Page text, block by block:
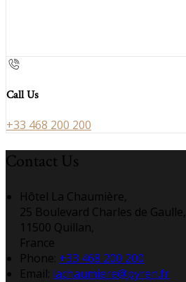
Call Us
+33 468 200 200
Contact Us
Hôtel La Chaumière,
25 Boulevard Charles de Gaulle,
11500 Quillan,
France
Phone: +33 468 200 200
Email: lachaumiere@pyren.fr